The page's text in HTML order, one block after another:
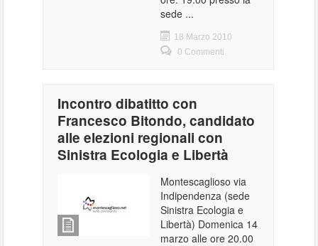
sede ...
18 Marzo 2010
0 Commenti
Incontro dibatitto con
Francesco Bitondo, candidato
alle elezioni regionali con
Sinistra Ecologia e Libertà
Montescaglioso via
Indipendenza (sede
Sinistra Ecologia e
Libertà) Domenica 14
marzo alle ore 20.00